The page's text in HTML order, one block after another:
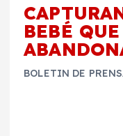
BEBÉ
BOLETIN DE